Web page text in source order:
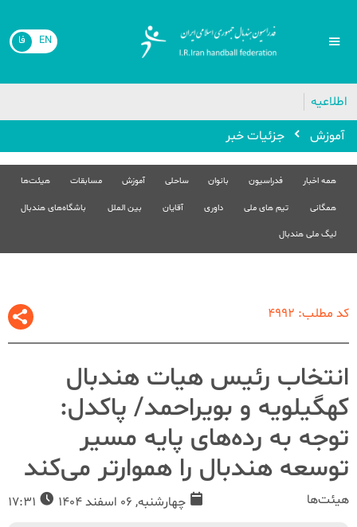
EN فا
اطلاعیه
آموزش
جزئیات خبر
همه اخبار فدراسیون بانوان ساحلی آموزش مسابقات هیئت‌ها
همگانی تیم های ملی داوری آقایان بین الملل باشگاه‌های هندبال
لیگ ملی هندبال
کد مطلب: 4992
انتخاب رئیس هیات هندبال
کهگیلویه و بویراحمد/ پاکدل:
توجه به رده‌های پایه مسیر
توسعه هندبال را هموارتر می‌کند
هیئت‌ها چهارشنبه, 06 اسفند 1404